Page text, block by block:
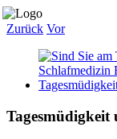
Zum
Inhalt
Zurück Vor
Zeige
grösseres
Bild
Tagesmüdigkeit